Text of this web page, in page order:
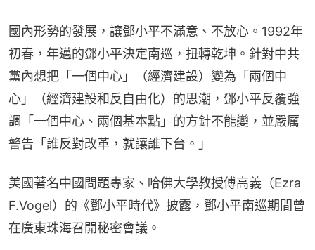
國內形勢的發展，讓鄧小平不滿意、不放心。1992年
初春，年邁的鄧小平決定南巡，扭轉乾坤。針對中共
黨內想把「一個中心」（經濟建設）變為「兩個中
心」（經濟建設和反自由化）的思潮，鄧小平反覆強
調「一個中心、兩個基本點」的方針不能變，並嚴厲
警告「誰反對改革，就讓誰下台。」
美國著名中國問題專家、哈佛大學教授傅高義（Ezra
F.Vogel）的《鄧小平時代》披露，鄧小平南巡期間曾
在廣東珠海召開秘密會議。